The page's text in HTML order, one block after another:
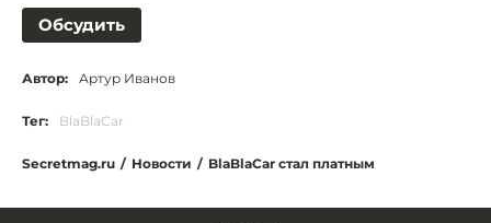
Обсудить
Автор: Артур Иванов
Тег: BlaBlaCar
Secretmag.ru / Новости / BlaBlaCar стал платным